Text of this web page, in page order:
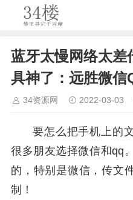
蓝牙太慢网络太差
具神了：远胜微信
34资源网 2022-03-03
要怎么把手机上的
很多朋友选择微信和qq
的，特别是微信，传文
制！